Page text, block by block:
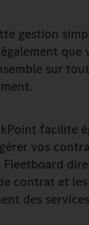
gestion
sur
facilite
vos
Fleetboard
contrat et
des